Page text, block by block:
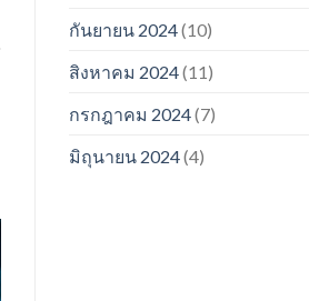
กันยายน 2024(10)
สิงหาคม 2024(11)
กรกฎาคม 2024(7)
มิถุนายน 2024(4)